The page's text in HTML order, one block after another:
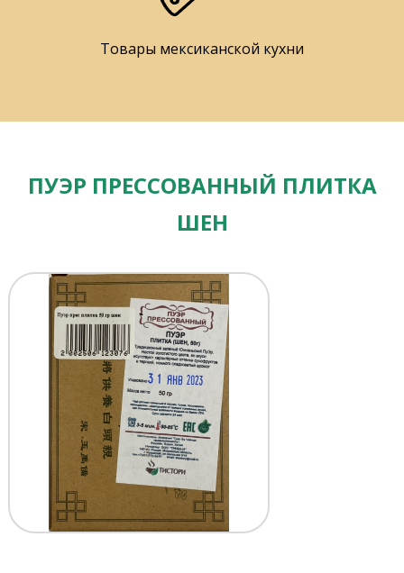
Товары мексиканской кухни
ПУЭР ПРЕССОВАННЫЙ ПЛИТКА
ШЕН